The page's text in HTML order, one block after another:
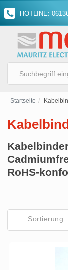
HOTLINE:
Startseite
RoHS-
Sortierung